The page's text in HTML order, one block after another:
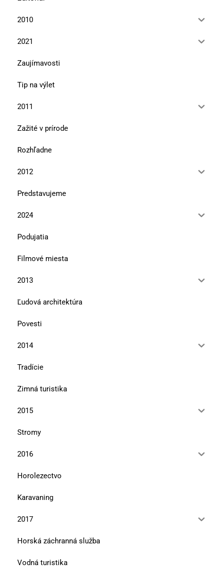
2010
2021
Zaujímavosti
Tip na výlet
2011
Zažité v prírode
Rozhľadne
2012
Predstavujeme
2024
Podujatia
Filmové miesta
2013
Ľudová architektúra
Povesti
2014
Tradície
Zimná turistika
2015
Stromy
2016
Horolezectvo
Karavaning
2017
Horská záchranná služba
Vodná turistika